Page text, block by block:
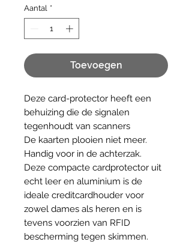
Aantal *
Toevoegen
Deze card-protector heeft een
behuizing die de signalen
tegenhoudt van scanners
De kaarten plooien niet meer.
Handig voor in de achterzak.
Deze compacte cardprotector uit
echt leer en aluminium is de
ideale creditcardhouder voor
zowel dames als heren en is
tevens voorzien van RFID
bescherming tegen skimmen.